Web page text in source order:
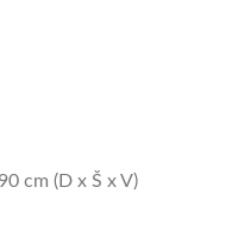
cm (D x Š x V)